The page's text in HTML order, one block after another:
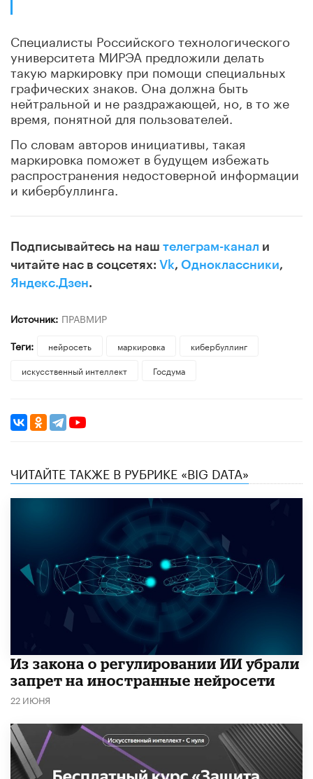
Специалисты Российского технологического
университета МИРЭА предложили делать
такую маркировку при помощи специальных
графических знаков. Она должна быть
нейтральной и не раздражающей, но, в то же
время, понятной для пользователей.
По словам авторов инициативы, такая
маркировка поможет в будущем избежать
распространения недостоверной информации
и кибербуллинга.
Подписывайтесь на наш телеграм-канал и
читайте нас в соцсетях: Vk, Одноклассники,
Яндекс.Дзен.
Источник: ПРАВМИР
Теги:
нейросеть маркировка
кибербуллинг
искусственный интеллект
Госдума
ЧИТАЙТЕ ТАКЖЕ В РУБРИКЕ «BIG DATA»
Из закона о регулировании ИИ убрали
запрет на иностранные нейросети
22 ИЮНЯ